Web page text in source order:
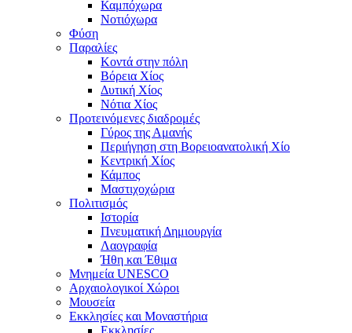
Καμπόχωρα
Νοτιόχωρα
Φύση
Παραλίες
Κοντά στην πόλη
Βόρεια Χίος
Δυτική Χίος
Νότια Χίος
Προτεινόμενες διαδρομές
Γύρος της Αμανής
Περιήγηση στη Βορειοανατολική Χίο
Κεντρική Χίος
Κάμπος
Μαστιχοχώρια
Πολιτισμός
Ιστορία
Πνευματική Δημιουργία
Λαογραφία
Ήθη και Έθιμα
Μνημεία UNESCO
Αρχαιολογικοί Χώροι
Μουσεία
Εκκλησίες και Μοναστήρια
Εκκλησίες